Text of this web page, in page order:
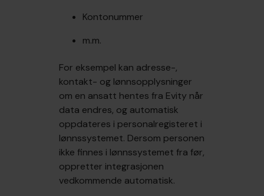
Kontonummer
m.m.
For eksempel kan adresse-,
kontakt- og lønnsopplysninger
om en ansatt hentes fra Evity når
data endres, og automatisk
oppdateres i personalregisteret i
lønnssystemet. Dersom personen
ikke finnes i lønnssystemet fra før,
oppretter integrasjonen
vedkommende automatisk.